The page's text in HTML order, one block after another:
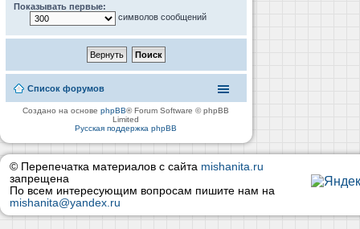
Показывать первые:
символов сообщений
Список форумов
Создано на основеphpBB® Forum Software © phpBB
Limited
Русская поддержка phpBB
© Перепечатка материалов с сайта mishanita.ru
запрещена
По всем интересующим вопросам пишите нам на
mishanita@yandex.ru